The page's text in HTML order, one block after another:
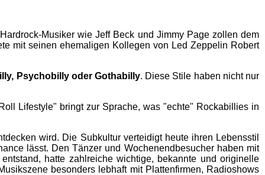
Musiker wie Jeff Beck und Jimmy Page zollen dem
mit seinen ehemaligen Kollegen von Led Zeppelin Robert
Psychobilly oder Gothabilly. Diese Stile haben nicht nur
Lifestyle" bringt zur Sprache, was "echte" Rockabillies in
wird. Die Subkultur verteidigt heute ihren Lebensstil
lässt. Den Tänzer und Wochenendbesucher haben mit
hatte zahlreiche wichtige, bekannte und originelle
besonders lebhaft mit Plattenfirmen, Radioshows